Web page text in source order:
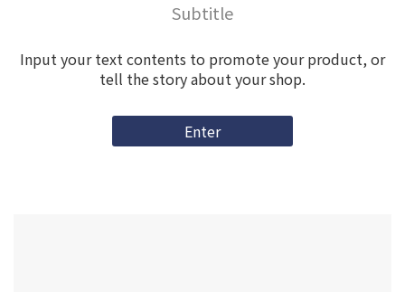
Subtitle
Input your text contents to promote your product, or
tell the story about your shop.
Enter